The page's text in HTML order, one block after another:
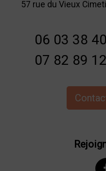
57 rue du Vieux
06 03 38
07 82 89